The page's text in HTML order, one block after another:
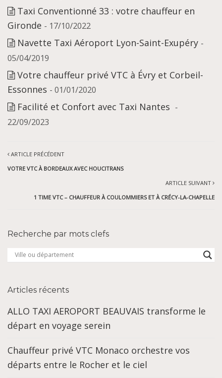
Taxi Conventionné 33 : votre chauffeur en
Gironde - 17/10/2022
Navette Taxi Aéroport Lyon-Saint-Exupéry -
05/04/2019
Votre chauffeur privé VTC à Évry et Corbeil-
Essonnes - 01/01/2020
Facilité et Confort avec Taxi Nantes -
22/09/2023
ARTICLE PRÉCÉDENT
VOTRE VTC À BORDEAUX AVEC HOUCITRANS
ARTICLE SUIVANT
1 TIME VTC – CHAUFFEUR À COULOMMIERS ET À CRÉCY-LA-CHAPELLE
Recherche par mots clefs
Articles récents
ALLO TAXI AEROPORT BEAUVAIS transforme le
départ en voyage serein
Chauffeur privé VTC Monaco orchestre vos
départs entre le Rocher et le ciel